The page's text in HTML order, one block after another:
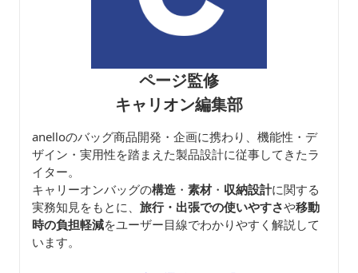
ページ監修
キャリオン編集部
anelloのバッグ商品開発・企画に携わり、機能性・デ
ザイン・実用性を踏まえた製品設計に従事してきたラ
イター。
キャリーオンバッグの構造 ・ 素材・ 収納設計に関する
実務知見をもとに、 旅行・出張での使いやすさや移動
時の負担軽減をユーザー目線でわかりやすく解説して
います。